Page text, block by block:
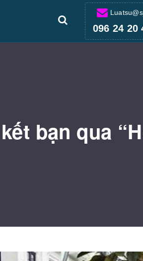
096 24 20
bạn qua